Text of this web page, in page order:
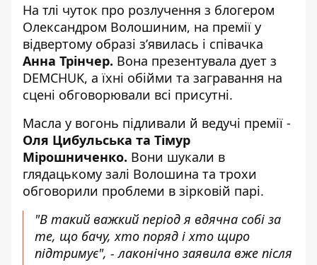
На тлі чуток про розлучення з блогером
Олександром Волошиним, на премії у
відвертому образі з’явилась і співачка
Анна Трінчер. Вона презентувала дует з
DEMCHUK, а їхні обійми та загравання на
сцені обговорювали всі присутні.
Масла у вогонь підливали й ведучі премії -
Оля Цибульська та Тімур
Мірошниченко. Вони шукали в
глядацькому залі Волошина та трохи
обговорили проблеми в зірковій парі.
"В такий важкий період я вдячна собі за
те, що бачу, хто поряд і хто щиро
підтримує", - лаконічно заявила вже після